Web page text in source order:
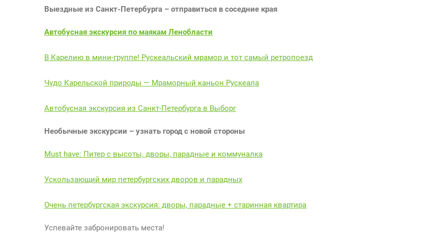
Выездные из Санкт-Петербурга – отправиться в соседние края
Автобусная экскурсия по маякам Ленобласти
В Карелию в мини-группе! Рускеальский мрамор и тот самый ретропоезд
Чудо Карельской природы — Мраморный каньон Рускеала
Автобусная экскурсия из Санкт-Петербурга в Выборг
Необычные экскурсии – узнать город с новой стороны
Must have: Питер с высоты, дворы, парадные и коммуналка
Ускользающий мир петербургских дворов и парадных
Очень петербургская экскурсия: дворы, парадные + старинная квартира
Успевайте забронировать места!